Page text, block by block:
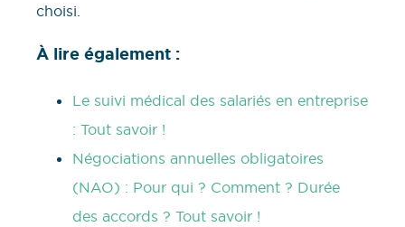
choisi.
À lire également :
Le suivi médical des salariés en entreprise
: Tout savoir !
Négociations annuelles obligatoires
(NAO) : Pour qui ? Comment ? Durée
des accords ? Tout savoir !